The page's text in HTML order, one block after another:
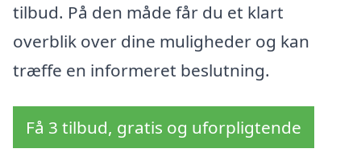
tilbud. På den måde får du et klart
overblik over dine muligheder og kan
træffe en informeret beslutning.
Få 3 tilbud, gratis og uforpligtende